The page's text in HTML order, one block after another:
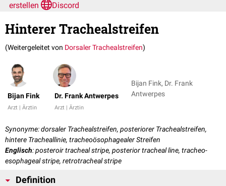
erstellen
Discord
Hinterer Trachealstreifen
(Weitergeleitet von Dorsaler Trachealstreifen)
Bijan Fink
Arzt | Ärztin
Dr. Frank Antwerpes
Arzt | Ärztin
Bijan Fink, Dr. Frank
Antwerpes
Synonyme: dorsaler Trachealstreifen, posteriorer Trachealstreifen,
hintere Tracheallinie, tracheoösophagealer Streifen
Englisch: posteroir tracheal stripe, posterior tracheal line, tracheo-
esophageal stripe, retrotracheal stripe
Definition